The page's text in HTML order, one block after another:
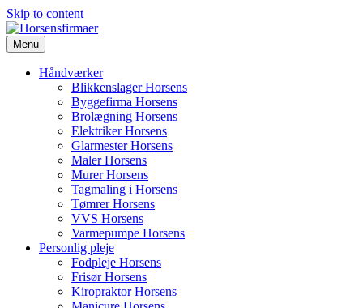
Skip to content
Menu
Håndværker
Blikkenslager Horsens
Byggefirma Horsens
Brolægning Horsens
Elektriker Horsens
Glarmester Horsens
Maler Horsens
Murer Horsens
Tagmaling i Horsens
Tømrer Horsens
VVS Horsens
Varmepumpe Horsens
Personlig pleje
Fodpleje Horsens
Frisør Horsens
Kiropraktor Horsens